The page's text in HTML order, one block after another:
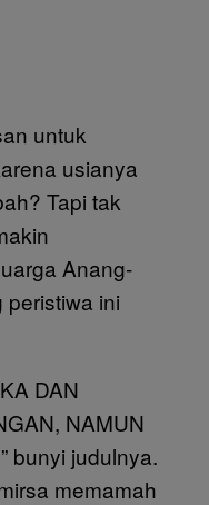
untuk
usianya
Tapi tak
Anang-
ini
DAN
NAMUN
bunyi judulnya.
memamah